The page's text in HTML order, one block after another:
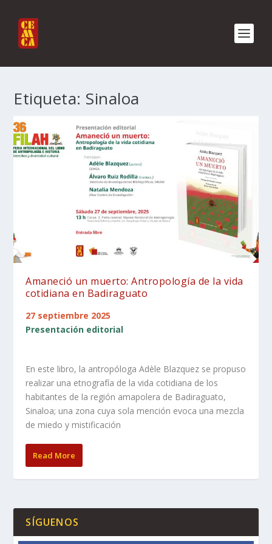
Etiqueta: Sinaloa
Amaneció un muerto: Antropología de la vida
cotidiana en Badiraguato
27 septiembre 2025
Presentación editorial
En este libro, la antropóloga Adèle Blazquez se propuso
realizar una etnografía de la vida cotidiana de los
habitantes de la región amapolera de Badiraguato,
Sinaloa; una zona cuya sola mención evoca una mezcla
de miedo y mistificación
Read More
SÍGUENOS